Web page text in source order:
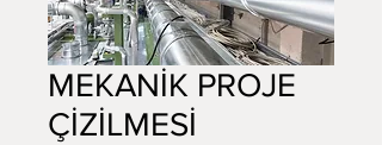
MEKANİK PROJE
ÇİZİLMESİ